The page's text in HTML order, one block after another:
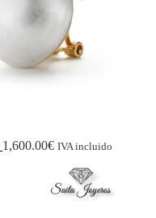
1,600.00€ IVA incluido